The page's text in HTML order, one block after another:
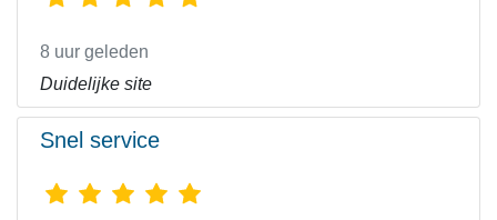
8 uur geleden
Duidelijke site
Snel service